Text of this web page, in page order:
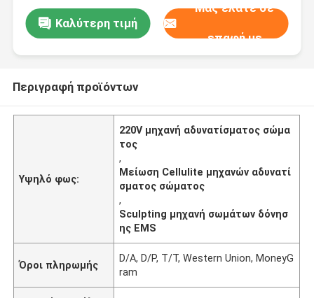
Καλύτερη τιμή
Μας ελάτε σε
επαφή με
Περιγραφή προϊόντων
Υψηλό φως:
220V μηχανή αδυνατίσματος σώμα
τος
,
Μείωση Cellulite μηχανών αδυνατί
σματος σώματος
,
Sculpting μηχανή σωμάτων δόνησ
ης EMS
Όροι πληρωμής
D/A, D/P, T/T, Western Union, MoneyG
ram